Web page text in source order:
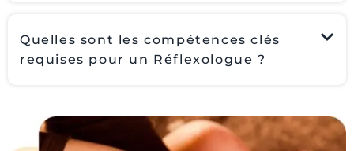
Quelles sont les compétences clés
requises pour un Réflexologue ?